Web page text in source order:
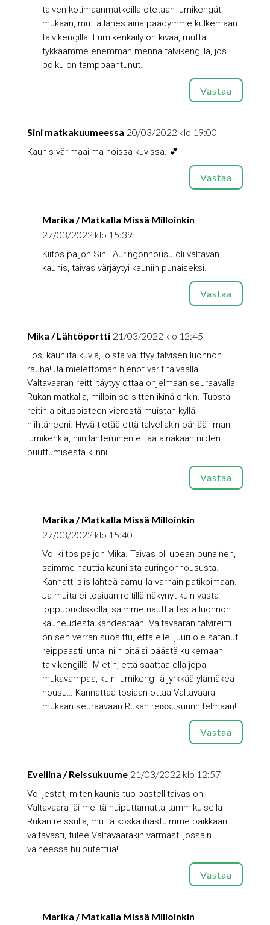
talven kotimaanmatkoilla otetaan lumikengät
mukaan, mutta lähes aina päädymme kulkemaan
talvikengillä. Lumikenkäily on kivaa, mutta
tykkäämme enemmän mennä talvikengillä, jos
polku on tamppaantunut.
Vastaa
Sini matkakuumeessa 20/03/2022 klo 19:00
Kaunis värimaailma noissa kuvissa. 💕
Vastaa
Marika / Matkalla Missä Milloinkin
27/03/2022 klo 15:39
Kiitos paljon Sini. Auringonnousu oli valtavan
kaunis, taivas värjäytyi kauniin punaiseksi.
Vastaa
Mika / Lähtöportti 21/03/2022 klo 12:45
Tosi kauniita kuvia, joista välittyy talvisen luonnon
rauha! Ja mielettömän hienot värit taivaalla.
Valtavaaran reitti täytyy ottaa ohjelmaan seuraavalla
Rukan matkalla, milloin se sitten ikinä onkin. Tuosta
reitin aloituspisteen vierestä muistan kyllä
hiihtäneeni. Hyvä tietää että talvellakin pärjää ilman
lumikenkiä, niin lähteminen ei jää ainakaan niiden
puuttumisesta kiinni.
Vastaa
Marika / Matkalla Missä Milloinkin
27/03/2022 klo 15:40
Voi kiitos paljon Mika. Taivas oli upean punainen,
saimme nauttia kauniista auringonnoususta.
Kannatti siis lähteä aamuilla varhain patikoimaan.
Ja muita ei tosiaan reitillä näkynyt kuin vasta
loppupuoliskolla, saimme nauttia tästä luonnon
kauneudesta kahdestaan. Valtavaaran talvireitti
on sen verran suosittu, että ellei juuri ole satanut
reippaasti lunta, niin pitäisi päästä kulkemaan
talvikengillä. Mietin, että saattaa olla jopa
mukavampaa, kuin lumikengillä jyrkkää ylämäkeä
nousu… Kannattaa tosiaan ottaa Valtavaara
mukaan seuraavaan Rukan reissusuunnitelmaan!
Vastaa
Eveliina / Reissukuume 21/03/2022 klo 12:57
Voi jestat, miten kaunis tuo pastellitaivas on!
Valtavaara jäi meiltä huiputtamatta tammikuisella
Rukan reissulla, mutta koska ihastuimme paikkaan
valtavasti, tulee Valtavaarakin varmasti jossain
vaiheessa huiputettua!
Vastaa
Marika / Matkalla Missä Milloinkin